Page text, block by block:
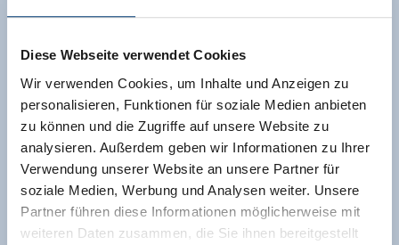
Diese Webseite verwendet Cookies
Wir verwenden Cookies, um Inhalte und Anzeigen zu
personalisieren, Funktionen für soziale Medien anbieten
zu können und die Zugriffe auf unsere Website zu
analysieren. Außerdem geben wir Informationen zu Ihrer
Verwendung unserer Website an unsere Partner für
soziale Medien, Werbung und Analysen weiter. Unsere
Partner führen diese Informationen möglicherweise mit
weiteren Daten zusammen, die Sie ihnen bereitgestellt